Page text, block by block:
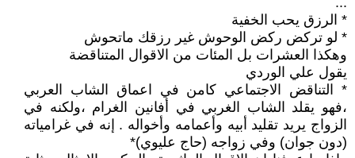
* الرزق يحب الخفية
* لو تركض ركض الوحوش غير رزقك ماتحوش
وهكذا العشرات بل المئات من الاقوال المتناقضة
يقول علي الوردي
* التناقض الاجتماعي كامن في اعماق الشاب العربي
،فهو يقلد الشاب الغربي في أفانين الغرام ،ولكنه في
الزواج يريد تقليد أبيه وأعمامه وأخواله . إنه في غرامياته
(دون جوان) وفي زواجه (حاج عليوي)*